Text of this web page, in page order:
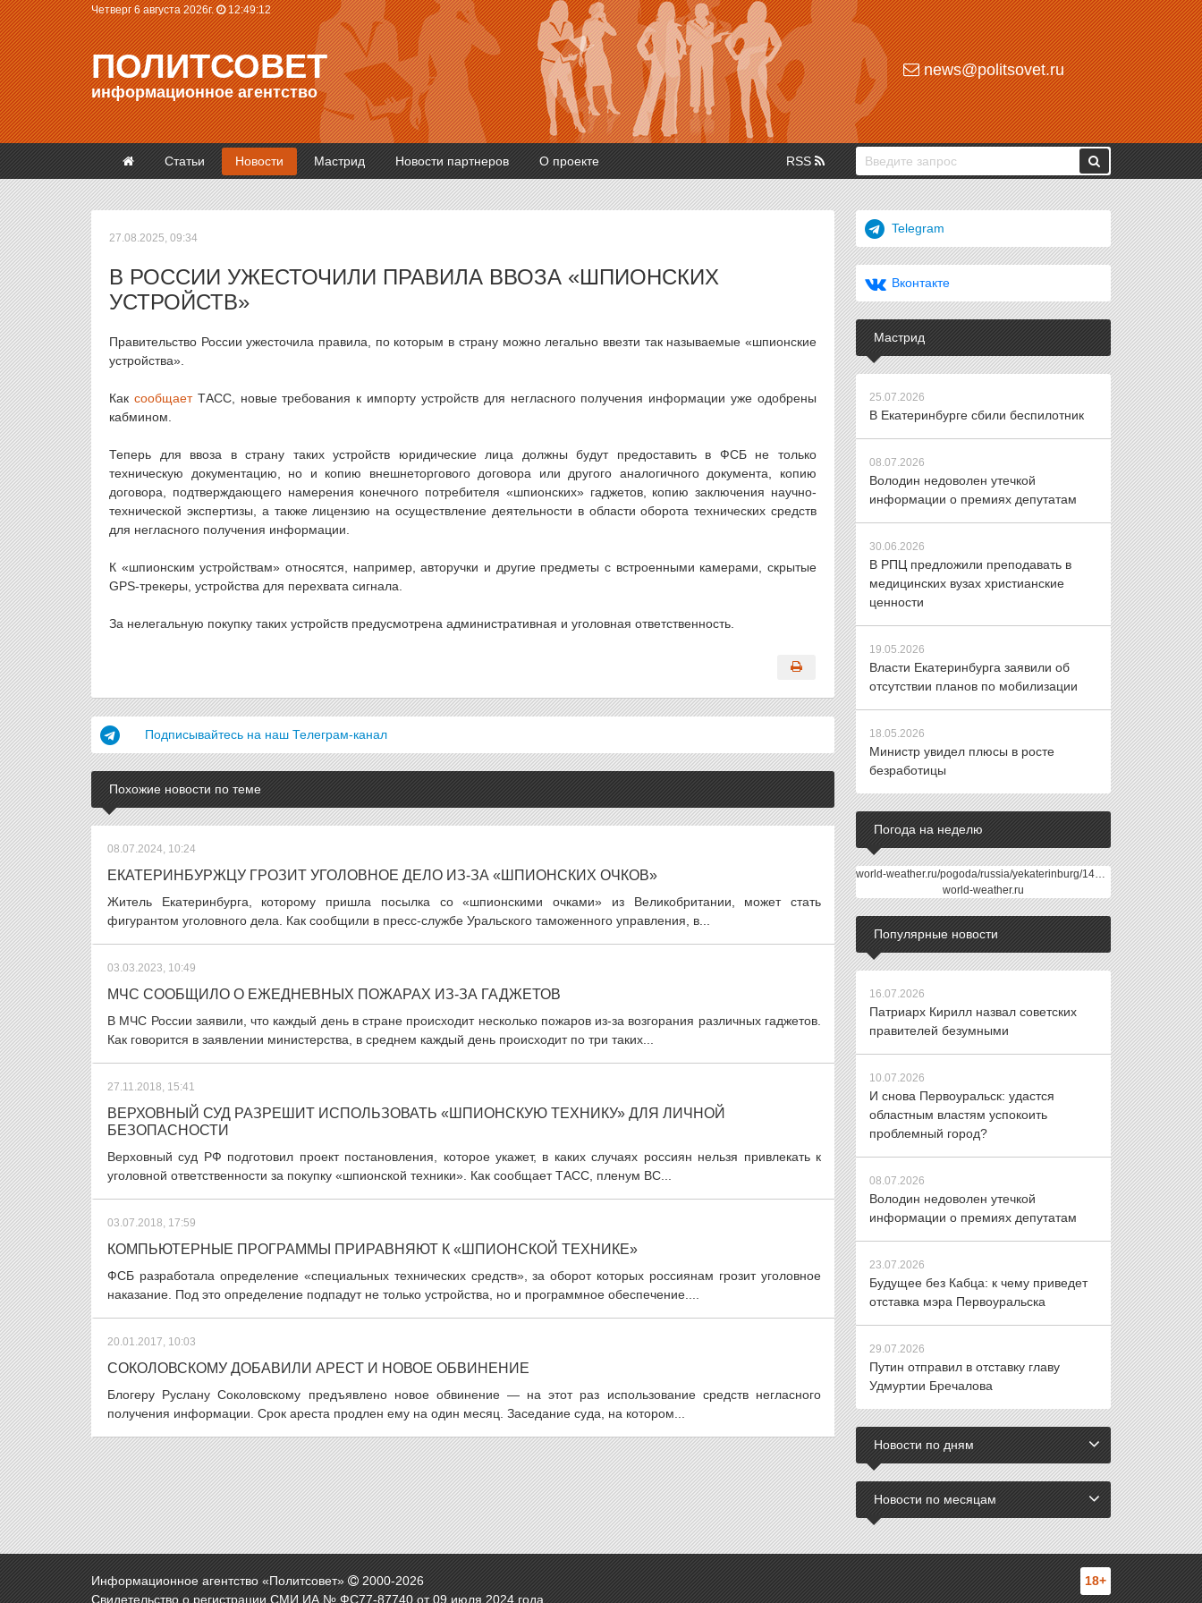
Четверг 6 августа 2026г. 12:49:12
ПОЛИТСОВЕТ
информационное агентство
news@politsovet.ru
Статьи Новости Мастрид Новости партнеров О проекте RSS
27.08.2025, 09:34
В РОССИИ УЖЕСТОЧИЛИ ПРАВИЛА ВВОЗА «ШПИОНСКИХ
УСТРОЙСТВ»
Правительство России ужесточила правила, по которым в страну можно легально ввезти так называемые «шпионские
устройства».
Как сообщаетТАСС, новые требования к импорту устройств для негласного получения информации уже одобрены
кабмином.
Теперь для ввоза в страну таких устройств юридические лица должны будут предоставить в ФСБ не только
техническую документацию, но и копию внешнеторгового договора или другого аналогичного документа, копию
договора, подтверждающего намерения конечного потребителя «шпионских» гаджетов, копию заключения научно-
технической экспертизы, а также лицензию на осуществление деятельности в области оборота технических средств
для негласного получения информации.
К «шпионским устройствам» относятся, например, авторучки и другие предметы с встроенными камерами, скрытые
GPS-трекеры, устройства для перехвата сигнала.
За нелегальную покупку таких устройств предусмотрена административная и уголовная ответственность.
Подписывайтесь на наш Телеграм-канал
Похожие новости по теме
08.07.2024, 10:24
ЕКАТЕРИНБУРЖЦУ ГРОЗИТ УГОЛОВНОЕ ДЕЛО ИЗ-ЗА «ШПИОНСКИХ ОЧКОВ»
Житель Екатеринбурга, которому пришла посылка со «шпионскими очками» из Великобритании, может стать
фигурантом уголовного дела. Как сообщили в пресс-службе Уральского таможенного управления, в...
03.03.2023, 10:49
МЧС СООБЩИЛО О ЕЖЕДНЕВНЫХ ПОЖАРАХ ИЗ-ЗА ГАДЖЕТОВ
В МЧС России заявили, что каждый день в стране происходит несколько пожаров из-за возгорания различных гаджетов.
Как говорится в заявлении министерства, в среднем каждый день происходит по три таких...
27.11.2018, 15:41
ВЕРХОВНЫЙ СУД РАЗРЕШИТ ИСПОЛЬЗОВАТЬ «ШПИОНСКУЮ ТЕХНИКУ» ДЛЯ ЛИЧНОЙ
БЕЗОПАСНОСТИ
Верховный суд РФ подготовил проект постановления, которое укажет, в каких случаях россиян нельзя привлекать к
уголовной ответственности за покупку «шпионской техники». Как сообщает ТАСС, пленум ВС...
03.07.2018, 17:59
КОМПЬЮТЕРНЫЕ ПРОГРАММЫ ПРИРАВНЯЮТ К «ШПИОНСКОЙ ТЕХНИКЕ»
ФСБ разработала определение «специальных технических средств», за оборот которых россиянам грозит уголовное
наказание. Под это определение подпадут не только устройства, но и программное обеспечение....
20.01.2017, 10:03
СОКОЛОВСКОМУ ДОБАВИЛИ АРЕСТ И НОВОЕ ОБВИНЕНИЕ
Блогеру Руслану Соколовскому предъявлено новое обвинение — на этот раз использование средств негласного
получения информации. Срок ареста продлен ему на один месяц. Заседание суда, на котором...
Telegram
Вконтакте
Мастрид
25.07.2026
В Екатеринбурге сбили беспилотник
08.07.2026
Володин недоволен утечкой
информации о премиях депутатам
30.06.2026
В РПЦ предложили преподавать в
медицинских вузах христианские
ценности
19.05.2026
Власти Екатеринбурга заявили об
отсутствии планов по мобилизации
18.05.2026
Министр увидел плюсы в росте
безработицы
Погода на неделю
world-weather.ru/pogoda/russia/yekaterinburg/14days/
world-weather.ru
Популярные новости
16.07.2026
Патриарх Кирилл назвал советских
правителей безумными
10.07.2026
И снова Первоуральск: удастся
областным властям успокоить
проблемный город?
08.07.2026
Володин недоволен утечкой
информации о премиях депутатам
23.07.2026
Будущее без Кабца: к чему приведет
отставка мэра Первоуральска
29.07.2026
Путин отправил в отставку главу
Удмуртии Бречалова
Новости по дням
Новости по месяцам
Информационное агентство «Политсовет» 2000-2026
Свидетельство о регистрации СМИ ИА № ФС77-87740 от 09 июля 2024 года.
18+